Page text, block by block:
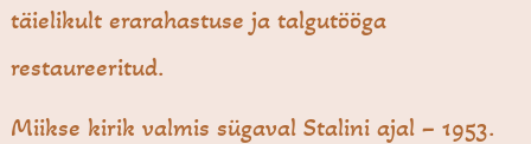
täielikult erarahastuse ja talgutööga
restaureeritud.
Miikse kirik valmis sügaval Stalini ajal – 1953.